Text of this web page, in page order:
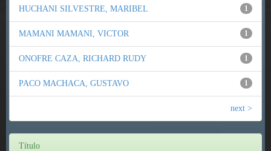
1
HUCHANI SILVESTRE, MARIBEL
1
MAMANI MAMANI, VICTOR
1
ONOFRE CAZA, RICHARD RUDY
1
PACO MACHACA, GUSTAVO
next >
Título